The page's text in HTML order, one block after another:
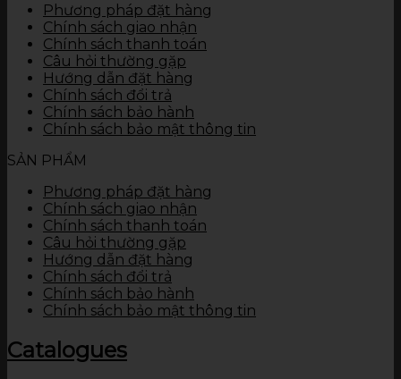
Phương pháp đặt hàng
Chính sách giao nhận
Chính sách thanh toán
Câu hỏi thường gặp
Hướng dẫn đặt hàng
Chính sách đổi trả
Chính sách bảo hành
Chính sách bảo mật thông tin
SẢN PHẨM
Phương pháp đặt hàng
Chính sách giao nhận
Chính sách thanh toán
Câu hỏi thường gặp
Hướng dẫn đặt hàng
Chính sách đổi trả
Chính sách bảo hành
Chính sách bảo mật thông tin
Catalogues